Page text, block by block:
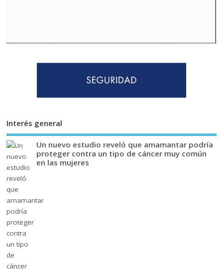
Interés general
Un nuevo estudio reveló que amamantar podría
proteger contra un tipo de cáncer muy común
en las mujeres